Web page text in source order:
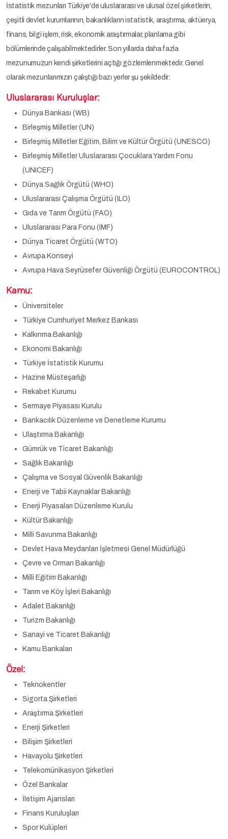
İstatistik mezunları Türkiye'de uluslararası ve ulusal özel şirketlerin,
çeşitli devlet kurumlarının, bakanlıkların istatistik, araştırma, aktüerya,
finans, bilgi işlem, risk, ekonomik araştırmalar, planlama gibi
bölümlerinde çalışabilmektedirler. Son yıllarda daha fazla
mezunumuzun kendi şirketlerini açtığı gözlemlenmektedir. Genel
olarak mezunlarımızın çalıştığı bazı yerler şu şekildedir:
Uluslararası Kuruluşlar:
Dünya Bankası (WB)
Birleşmiş Milletler (UN)
Birleşmiş Milletler Eğitim, Bilim ve Kültür Örgütü (UNESCO)
Birleşmiş Milletler Uluslararası Çocuklara Yardım Fonu
(UNICEF)
Dünya Sağlık Örgütü (WHO)
Uluslararası Çalışma Örgütü (ILO)
Gıda ve Tarım Örgütü (FAO)
Uluslararası Para Fonu (IMF)
Dünya Ticaret Örgütü (WTO)
Avrupa Konseyi
Avrupa Hava Seyrüsefer Güvenliği Örgütü (EUROCONTROL)
Kamu:
Üniversiteler
Türkiye Cumhuriyet Merkez Bankası
Kalkınma Bakanlığı
Ekonomi Bakanlığı
Türkiye İstatistik Kurumu
Hazine Müsteşarlığı
Rekabet Kurumu
Sermaye Piyasası Kurulu
Bankacılık Düzenleme ve Denetleme Kurumu
Ulaştırma Bakanlığı
Gümrük ve Ticaret Bakanlığı
Sağlık Bakanlığı
Çalışma ve Sosyal Güvenlik Bakanlığı
Enerji ve Tabii Kaynaklar Bakanlığı
Enerji Piyasaları Düzenleme Kurulu
Kültür Bakanlığı
Milli Savunma Bakanlığı
Devlet Hava Meydanları İşletmesi Genel Müdürlüğü
Çevre ve Orman Bakanlığı
Milli Eğitim Bakanlığı
Tarım ve Köy İşleri Bakanlığı
Adalet Bakanlığı
Turizm Bakanlığı
Sanayi ve Ticaret Bakanlığı
Kamu Bankaları
Özel:
Teknokentler
Sigorta Şirketleri
Araştırma Şirketleri
Enerji Şirketleri
Bilişim Şirketleri
Havayolu Şirketleri
Telekomünikasyon Şirketleri
Özel Bankalar
İletişim Ajansları
Finans Kuruluşları
Spor Kulüpleri